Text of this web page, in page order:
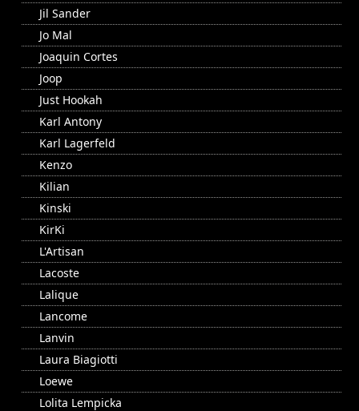
Jil Sander
Jo Mal
Joaquin Cortes
Joop
Just Hookah
Karl Antony
Karl Lagerfeld
Kenzo
Kilian
Kinski
KirKi
L'Artisan
Lacoste
Lalique
Lancome
Lanvin
Laura Biagiotti
Loewe
Lolita Lempicka